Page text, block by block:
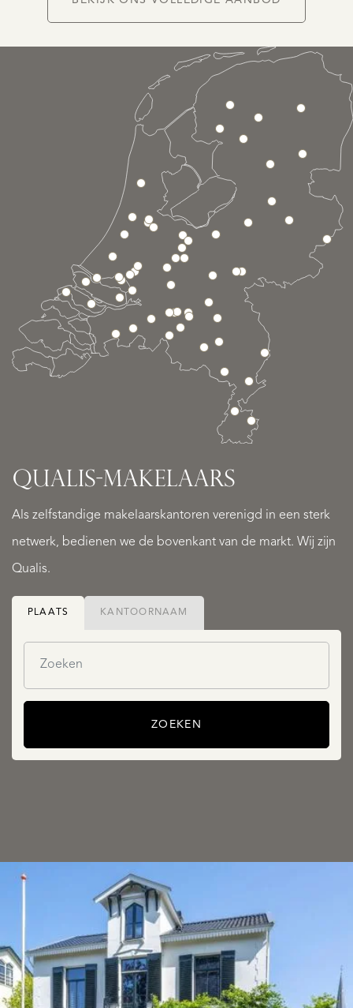
QUALIS-­MAKELAARS
Als zelfstandige makelaarskantoren verenigd in een sterk
netwerk, bedienen we de bovenkant van de markt. Wij zijn
Qualis.
PLAATS KANTOORNAAM
ZOEKEN